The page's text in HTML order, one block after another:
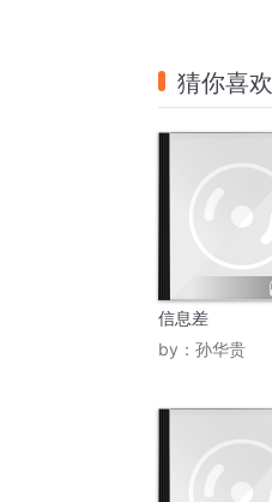
猜你喜欢
信息差
by： 孙华贵